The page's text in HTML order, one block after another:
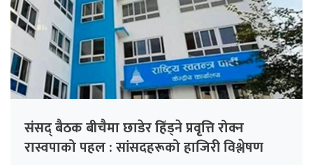
संसद् बैठक बीचैमा छाडेर हिँड्ने प्रवृत्ति रोक्न
रास्वपाको पहल : सांसदहरूको हाजिरी विश्लेषण